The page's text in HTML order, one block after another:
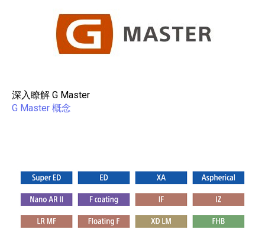
深入瞭解 G Master
G Master 概念